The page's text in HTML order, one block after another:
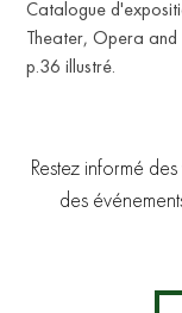
Catalogue
Theater, Opera and
p.36 illustré.
Restez informé
des